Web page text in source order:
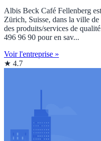
Albis Beck Café Fellenberg
Zürich, Suisse, dans la ville
des produits/services de
496 96 90 pour en sav...
Voir l'entreprise »
★ 4.7